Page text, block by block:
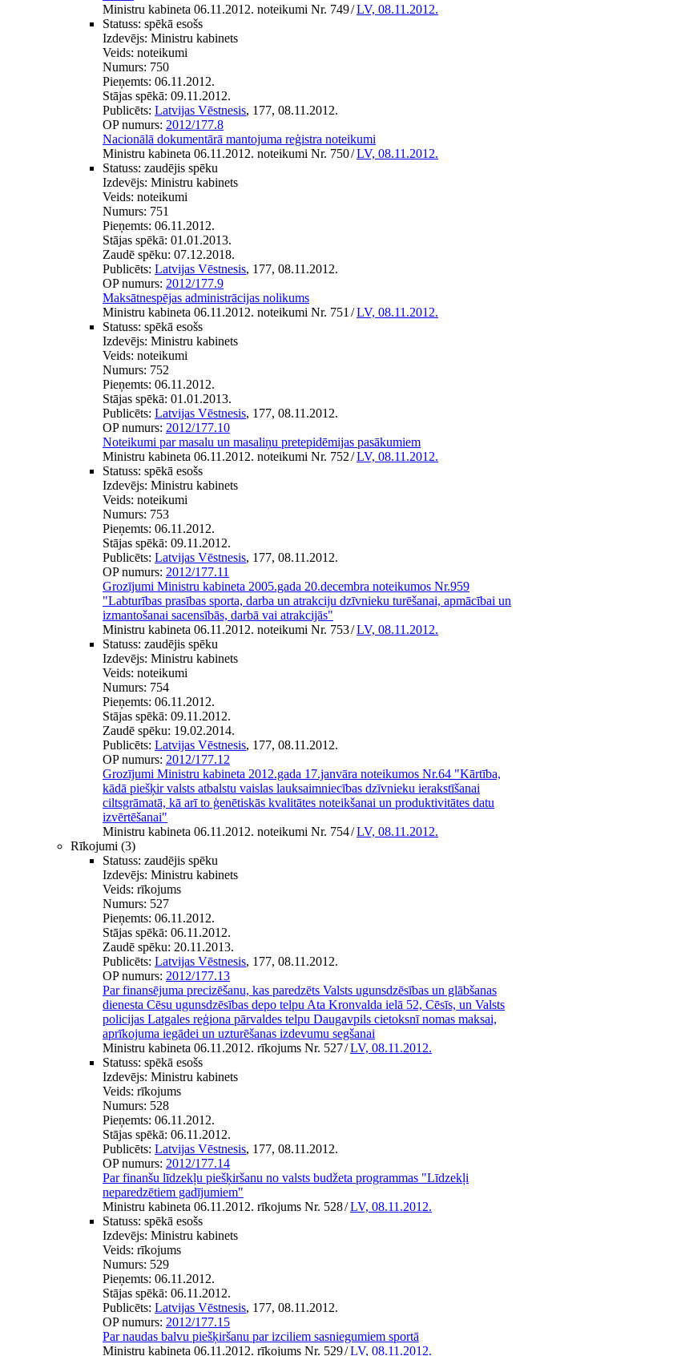
Ministru kabineta 06.11.2012. noteikumi Nr. 749/LV, 08.11.2012.
Statuss: spēkā esošs
Izdevējs: Ministru kabinets
Veids: noteikumi
Numurs: 750
Pieņemts: 06.11.2012.
Stājas spēkā: 09.11.2012.
Publicēts: Latvijas Vēstnesis, 177, 08.11.2012.
OP numurs: 2012/177.8
Nacionālā dokumentārā mantojuma reģistra noteikumi
Ministru kabineta 06.11.2012. noteikumi Nr. 750/LV, 08.11.2012.
Statuss: zaudējis spēku
Izdevējs: Ministru kabinets
Veids: noteikumi
Numurs: 751
Pieņemts: 06.11.2012.
Stājas spēkā: 01.01.2013.
Zaudē spēku: 07.12.2018.
Publicēts: Latvijas Vēstnesis, 177, 08.11.2012.
OP numurs: 2012/177.9
Maksātnespējas administrācijas nolikums
Ministru kabineta 06.11.2012. noteikumi Nr. 751 /LV, 08.11.2012.
Statuss: spēkā esošs
Izdevējs: Ministru kabinets
Veids: noteikumi
Numurs: 752
Pieņemts: 06.11.2012.
Stājas spēkā: 01.01.2013.
Publicēts: Latvijas Vēstnesis, 177, 08.11.2012.
OP numurs: 2012/177.10
Noteikumi par masalu un masaliņu pretepidēmijas pasākumiem
Ministru kabineta 06.11.2012. noteikumi Nr. 752/LV, 08.11.2012.
Statuss: spēkā esošs
Izdevējs: Ministru kabinets
Veids: noteikumi
Numurs: 753
Pieņemts: 06.11.2012.
Stājas spēkā: 09.11.2012.
Publicēts: Latvijas Vēstnesis, 177, 08.11.2012.
OP numurs: 2012/177.11
Grozījumi Ministru kabineta 2005.gada 20.decembra noteikumos Nr.959
"Labturības prasības sporta, darba un atrakciju dzīvnieku turēšanai, apmācībai un
izmantošanai sacensībās, darbā vai atrakcijās"
Ministru kabineta 06.11.2012. noteikumi Nr. 753/LV, 08.11.2012.
Statuss: zaudējis spēku
Izdevējs: Ministru kabinets
Veids: noteikumi
Numurs: 754
Pieņemts: 06.11.2012.
Stājas spēkā: 09.11.2012.
Zaudē spēku: 19.02.2014.
Publicēts: Latvijas Vēstnesis, 177, 08.11.2012.
OP numurs: 2012/177.12
Grozījumi Ministru kabineta 2012.gada 17.janvāra noteikumos Nr.64 "Kārtība,
kādā piešķir valsts atbalstu vaislas lauksaimniecības dzīvnieku ierakstīšanai
ciltsgrāmatā, kā arī to ģenētiskās kvalitātes noteikšanai un produktivitātes datu
izvērtēšanai"
Ministru kabineta 06.11.2012. noteikumi Nr. 754/LV, 08.11.2012.
Rīkojumi (3)
Statuss: zaudējis spēku
Izdevējs: Ministru kabinets
Veids: rīkojums
Numurs: 527
Pieņemts: 06.11.2012.
Stājas spēkā: 06.11.2012.
Zaudē spēku: 20.11.2013.
Publicēts: Latvijas Vēstnesis, 177, 08.11.2012.
OP numurs: 2012/177.13
Par finansējuma precizēšanu, kas paredzēts Valsts ugunsdzēsības un glābšanas
dienesta Cēsu ugunsdzēsības depo telpu Ata Kronvalda ielā 52, Cēsīs, un Valsts
policijas Latgales reģiona pārvaldes telpu Daugavpils cietoksnī nomas maksai,
aprīkojuma iegādei un uzturēšanas izdevumu segšanai
Ministru kabineta 06.11.2012. rīkojums Nr. 527/LV, 08.11.2012.
Statuss: spēkā esošs
Izdevējs: Ministru kabinets
Veids: rīkojums
Numurs: 528
Pieņemts: 06.11.2012.
Stājas spēkā: 06.11.2012.
Publicēts: Latvijas Vēstnesis, 177, 08.11.2012.
OP numurs: 2012/177.14
Par finanšu līdzekļu piešķiršanu no valsts budžeta programmas "Līdzekļi
neparedzētiem gadījumiem"
Ministru kabineta 06.11.2012. rīkojums Nr. 528/LV, 08.11.2012.
Statuss: spēkā esošs
Izdevējs: Ministru kabinets
Veids: rīkojums
Numurs: 529
Pieņemts: 06.11.2012.
Stājas spēkā: 06.11.2012.
Publicēts: Latvijas Vēstnesis, 177, 08.11.2012.
OP numurs: 2012/177.15
Par naudas balvu piešķiršanu par izciliem sasniegumiem sportā
Ministru kabineta 06.11.2012. rīkojums Nr. 529/LV, 08.11.2012.